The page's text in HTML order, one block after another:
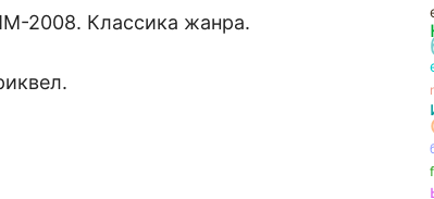
2008. Классика жанра.